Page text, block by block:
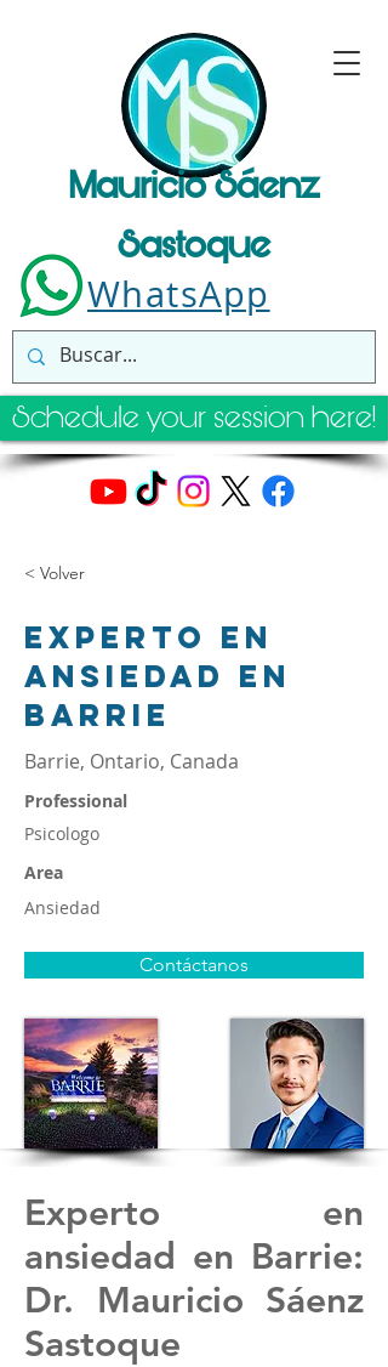
Mauricio Sáenz
Sastoque
WhatsApp
Schedule your session here!
< Volver
Experto en
ansiedad en
Barrie
Barrie, Ontario, Canada
Professional
Psicologo
Area
Ansiedad
Contáctanos
Experto en
ansiedad en Barrie:
Dr. Mauricio Sáenz
Sastoque